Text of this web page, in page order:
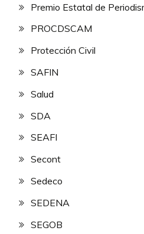
Premio Estatal de
PROCDSCAM
Protección Civil
SAFIN
Salud
SDA
SEAFI
Secont
Sedeco
SEDENA
SEGOB